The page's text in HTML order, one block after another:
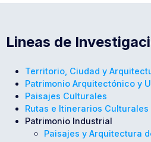
Lineas de
Territorio, Ciudad y
Patrimonio Arquitectónico y
Paisajes Culturales
Rutas e Itinerarios Culturales
Patrimonio Industrial
Paisajes y Arquitectura